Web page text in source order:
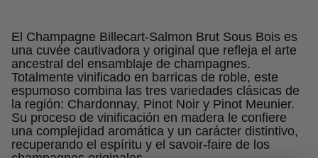
El Champagne Billecart-Salmon Brut Sous Bois es
una cuvée cautivadora y original que refleja el arte
ancestral del ensamblaje de champagnes.
Totalmente vinificado en barricas de roble, este
espumoso combina las tres variedades clásicas de
la región: Chardonnay, Pinot Noir y Pinot Meunier.
Su proceso de vinificación en madera le confiere
una complejidad aromática y un carácter distintivo,
recuperando el espíritu y el savoir-faire de los